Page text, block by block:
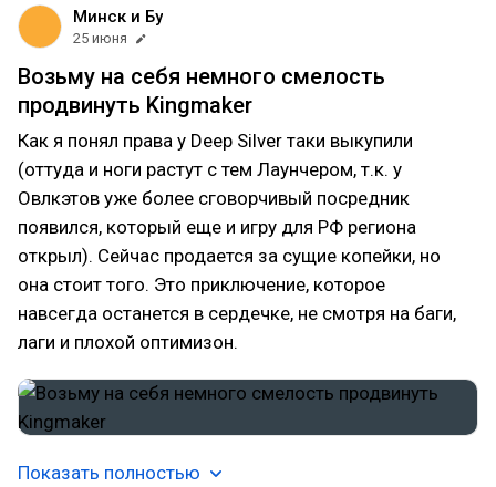
Минск и Бу
25 июня
Возьму на себя немного смелость
продвинуть Kingmaker
Как я понял права у Deep Silver таки выкупили
(оттуда и ноги растут с тем Лаунчером, т.к. у
Овлкэтов уже более сговорчивый посредник
появился, который еще и игру для РФ региона
открыл). Сейчас продается за сущие копейки, но
она стоит того. Это приключение, которое
навсегда останется в сердечке, не смотря на баги,
лаги и плохой оптимизон.
Показать полностью